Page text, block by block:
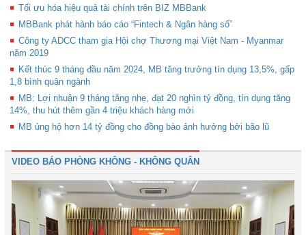
Tối ưu hóa hiệu quả tài chính trên BIZ MBBank
MBBank phát hành báo cáo “Fintech & Ngân hàng số”
Công ty ADCC tham gia Hội chợ Thương mại Việt Nam - Myanmar
năm 2019
Kết thúc 9 tháng đầu năm 2024, MB tăng trưởng tín dụng 13,5%, gấp
1,8 bình quân ngành
MB: Lợi nhuận 9 tháng tăng nhẹ, đạt 20 nghìn tỷ đồng, tín dụng tăng
14%, thu hút thêm gần 4 triệu khách hàng mới
MB ủng hộ hơn 14 tỷ đồng cho đồng bào ảnh hưởng bởi bão lũ
VIDEO BÁO PHÒNG KHÔNG - KHÔNG QUÂN